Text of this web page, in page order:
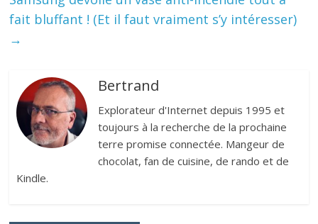
fait bluffant ! (Et il faut vraiment s’y intéresser)
→
Bertrand
Explorateur d'Internet depuis 1995 et
toujours à la recherche de la prochaine
terre promise connectée. Mangeur de
chocolat, fan de cuisine, de rando et de
Kindle.